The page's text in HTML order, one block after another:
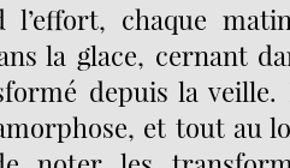
l’effort, chaque
la glace, cernant
depuis la
et tout au